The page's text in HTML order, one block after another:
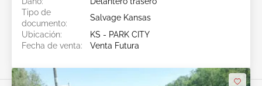
Tipo de
documento:
Salvage Kansas
Ubicación:
KS - PARK CITY
Fecha de venta:
Venta Futura